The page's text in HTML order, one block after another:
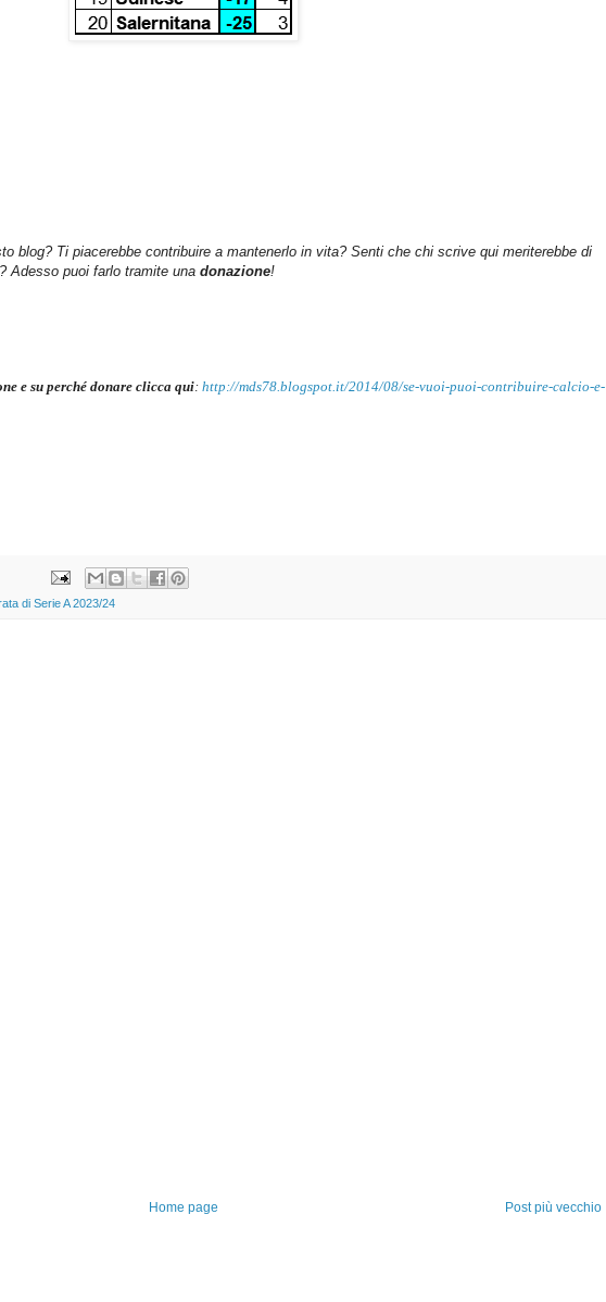
blog? Ti piacerebbe contribuire a mantenerlo in vita? Senti che chi scrive qui meriterebbe di
Adesso puoi farlo tramite una donazione!
e su perché donare clicca qui: http://mds78.blogspot.it/2014/08/se-vuoi-puoi-contribuire-calcio-e-
di Serie A 2023/24
Post più vecchio
Home page